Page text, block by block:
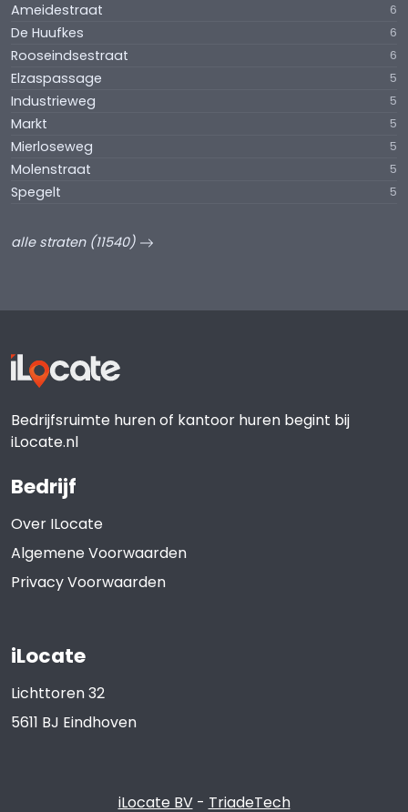
Ameidestraat 6
De Huufkes 6
Rooseindsestraat 6
Elzaspassage 5
Industrieweg 5
Markt 5
Mierloseweg 5
Molenstraat 5
Spegelt 5
alle straten (11540)
Bedrijfsruimte huren of kantoor huren begint bij
iLocate.nl
Bedrijf
Over ILocate
Algemene Voorwaarden
Privacy Voorwaarden
iLocate
Lichttoren 32
5611 BJ Eindhoven
iLocate BV- TriadeTech